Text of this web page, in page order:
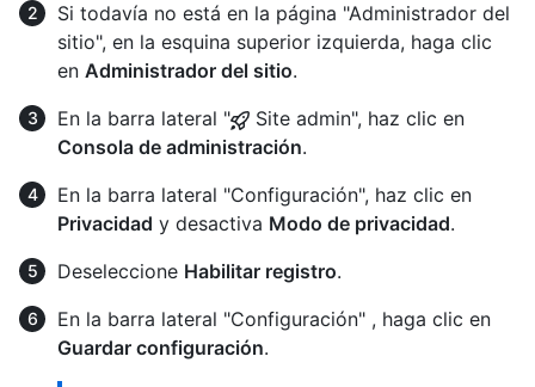
Si todavía no está en la página "Administrador del
sitio", en la esquina superior izquierda, haga clic
en Administrador del sitio.
En la barra lateral "
Site admin", haz clic en
Consola de administración.
En la barra lateral "Configuración", haz clic en
Privacidad y desactiva Modo de privacidad.
Deseleccione Habilitar registro.
En la barra lateral "Configuración" , haga clic en
Guardar configuración.